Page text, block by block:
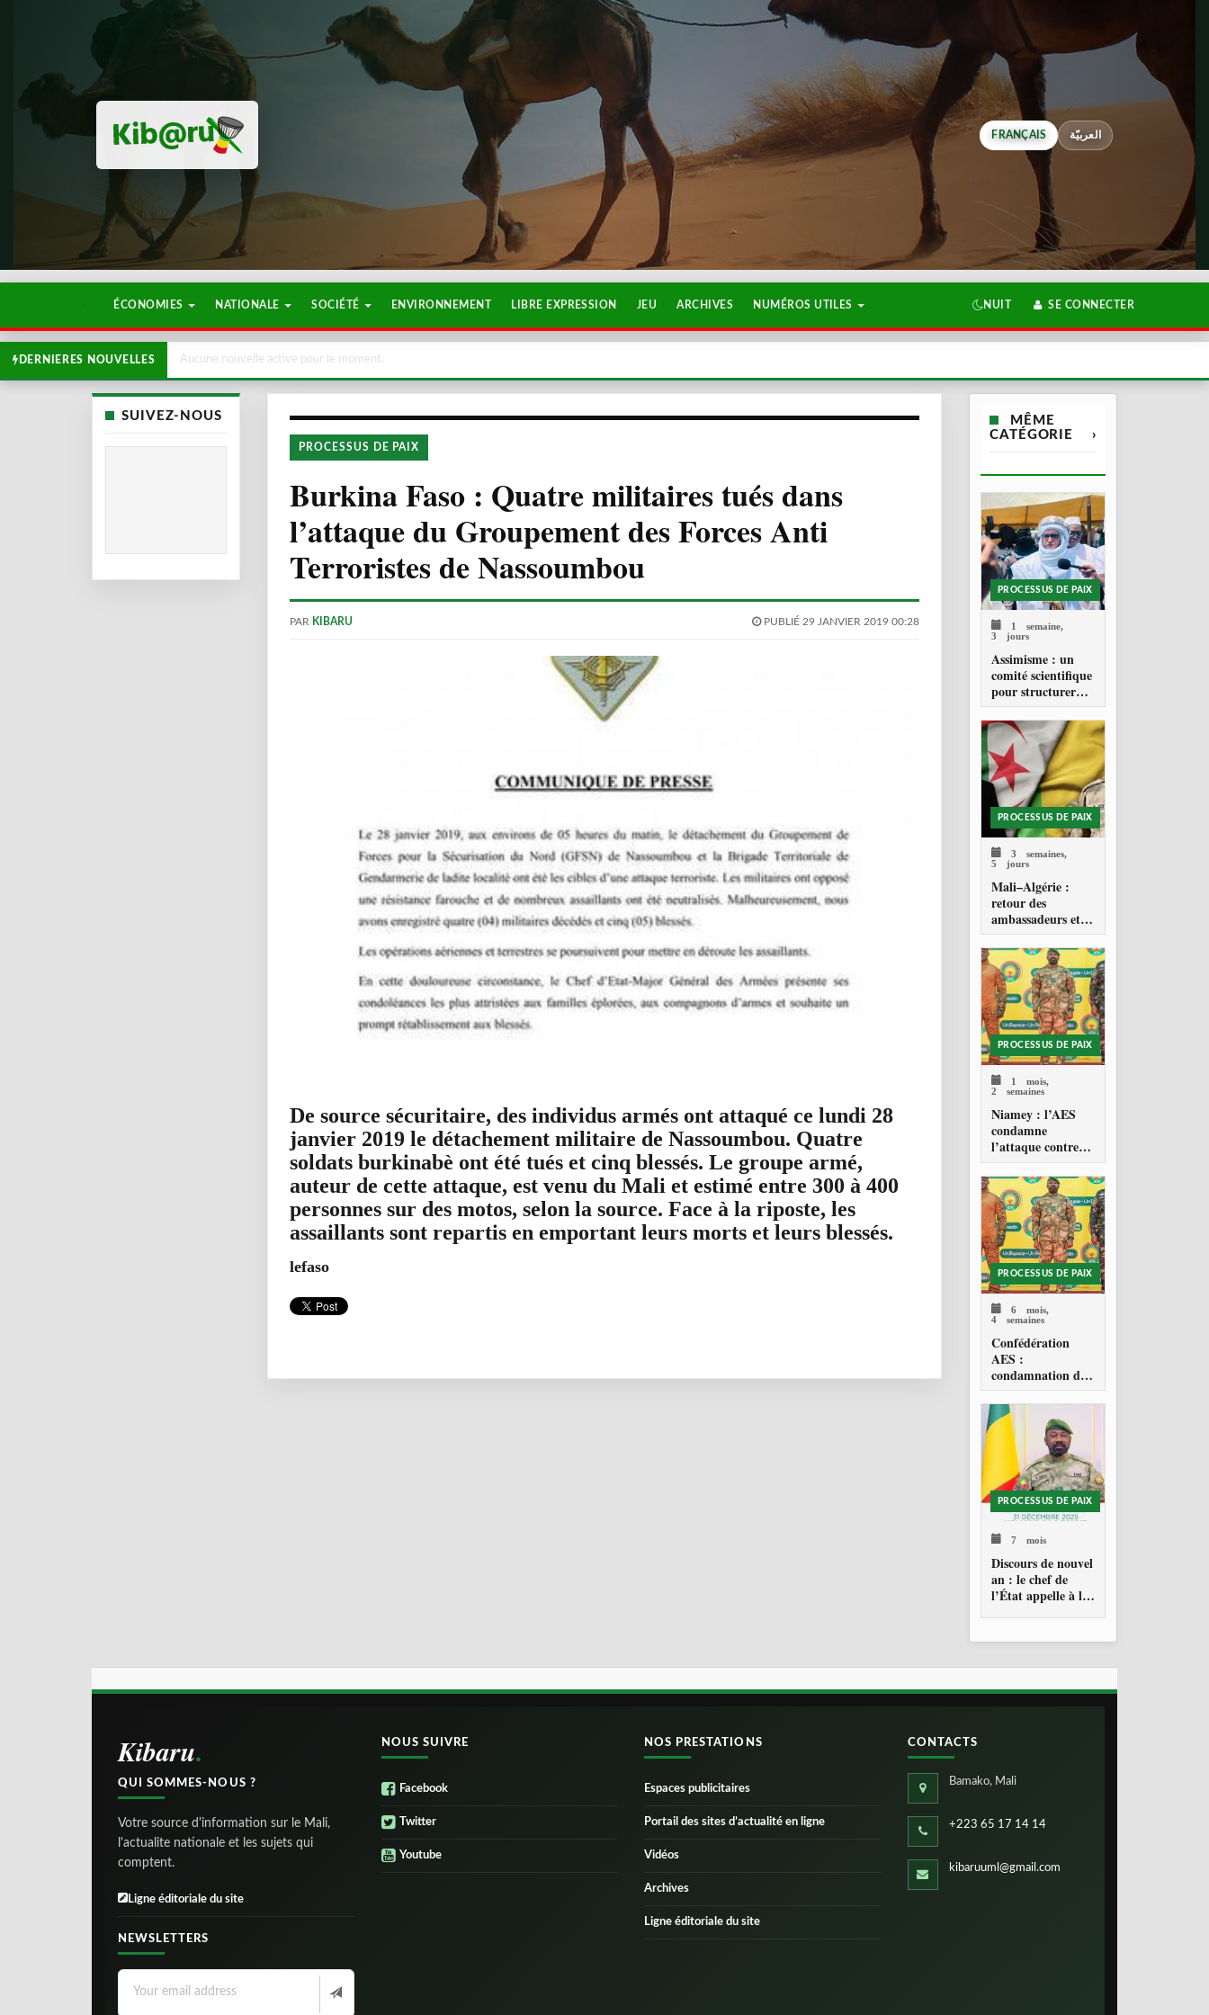
FRANÇAIS العربيّة
ÉCONOMIES NATIONALE SOCIÉTÉ ENVIRONNEMENT LIBRE EXPRESSION JEU ARCHIVES NUMÉROS UTILES NUIT SE CONNECTER
DERNIERES NOUVELLES Aucune nouvelle active pour le moment.
SUIVEZ-NOUS
PROCESSUS DE PAIX
Burkina Faso : Quatre militaires tués dans
l’attaque du Groupement des Forces Anti
Terroristes de Nassoumbou
PAR KIBARU PUBLIÉ 29 JANVIER 2019 00:28
De source sécuritaire, des individus armés ont attaqué ce lundi 28
janvier 2019 le détachement militaire de Nassoumbou. Quatre
soldats burkinabè ont été tués et cinq blessés. Le groupe armé,
auteur de cette attaque, est venu du Mali et estimé entre 300 à 400
personnes sur des motos, selon la source. Face à la riposte, les
assaillants sont repartis en emportant leurs morts et leurs blessés.
lefaso
MÊME
CATÉGORIE
›
PROCESSUS DE PAIX
1 semaine,
3 jours
Assimisme : un
comité scientifique
pour structurer
une doctrine de la
refondation
PROCESSUS DE PAIX
3 semaines,
5 jours
Mali–Algérie :
retour des
ambassadeurs et
réouverture des
espaces aériens
PROCESSUS DE PAIX
1 mois,
2 semaines
Niamey : l’AES
condamne
l’attaque contre
l’aéroport Diori
Hamani
PROCESSUS DE PAIX
6 mois,
4 semaines
Confédération
AES :
condamnation de
l’action militaire
américaine au
Venezuela
PROCESSUS DE PAIX
7 mois
Discours de nouvel
an : le chef de
l’État appelle à la
Kibaru
QUI SOMMES-NOUS ?
Votre source d'information sur le Mali,
l'actualite nationale et les sujets qui
comptent.
Ligne éditoriale du site
NEWSLETTERS
NOUS SUIVRE
Facebook
Twitter
Youtube
NOS PRESTATIONS
Espaces publicitaires
Portail des sites d’actualité en ligne
Vidéos
Archives
Ligne éditoriale du site
CONTACTS
Bamako, Mali
+223 65 17 14 14
kibaruuml@gmail.com